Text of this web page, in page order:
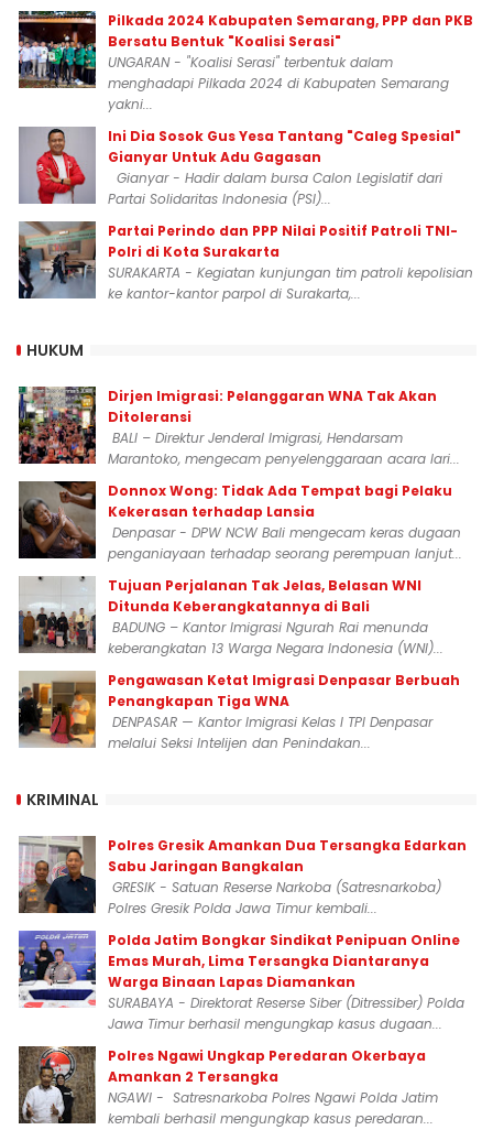
Pilkada 2024 Kabupaten Semarang, PPP dan PKB
Bersatu Bentuk "Koalisi Serasi"
UNGARAN - "Koalisi Serasi" terbentuk dalam
menghadapi Pilkada 2024 di Kabupaten Semarang
yakni...
Ini Dia Sosok Gus Yesa Tantang "Caleg Spesial"
Gianyar Untuk Adu Gagasan
Gianyar - Hadir dalam bursa Calon Legislatif dari
Partai Solidaritas Indonesia (PSI)...
Partai Perindo dan PPP Nilai Positif Patroli TNI-
Polri di Kota Surakarta
SURAKARTA - Kegiatan kunjungan tim patroli kepolisian
ke kantor-kantor parpol di Surakarta,...
HUKUM
Dirjen Imigrasi: Pelanggaran WNA Tak Akan
Ditoleransi
BALI – Direktur Jenderal Imigrasi, Hendarsam
Marantoko, mengecam penyelenggaraan acara lari...
Donnox Wong: Tidak Ada Tempat bagi Pelaku
Kekerasan terhadap Lansia
Denpasar - DPW NCW Bali mengecam keras dugaan
penganiayaan terhadap seorang perempuan lanjut...
Tujuan Perjalanan Tak Jelas, Belasan WNI
Ditunda Keberangkatannya di Bali
BADUNG – Kantor Imigrasi Ngurah Rai menunda
keberangkatan 13 Warga Negara Indonesia (WNI)...
Pengawasan Ketat Imigrasi Denpasar Berbuah
Penangkapan Tiga WNA
DENPASAR — Kantor Imigrasi Kelas I TPI Denpasar
melalui Seksi Intelijen dan Penindakan...
KRIMINAL
Polres Gresik Amankan Dua Tersangka Edarkan
Sabu Jaringan Bangkalan
GRESIK - Satuan Reserse Narkoba (Satresnarkoba)
Polres Gresik Polda Jawa Timur kembali...
Polda Jatim Bongkar Sindikat Penipuan Online
Emas Murah, Lima Tersangka Diantaranya
Warga Binaan Lapas Diamankan
SURABAYA - Direktorat Reserse Siber (Ditressiber) Polda
Jawa Timur berhasil mengungkap kasus dugaan...
Polres Ngawi Ungkap Peredaran Okerbaya
Amankan 2 Tersangka
NGAWI - Satresnarkoba Polres Ngawi Polda Jatim
kembali berhasil mengungkap kasus peredaran...